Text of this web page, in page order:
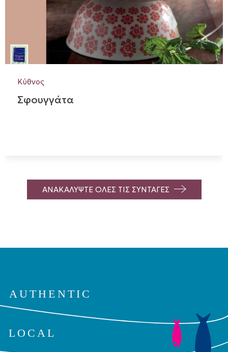
Κύθνος
Σφουγγάτα
ΑΝΑΚΑΛΥΨΤΕ ΟΛΕΣ ΤΙΣ ΣΥΝΤΑΓΕΣ